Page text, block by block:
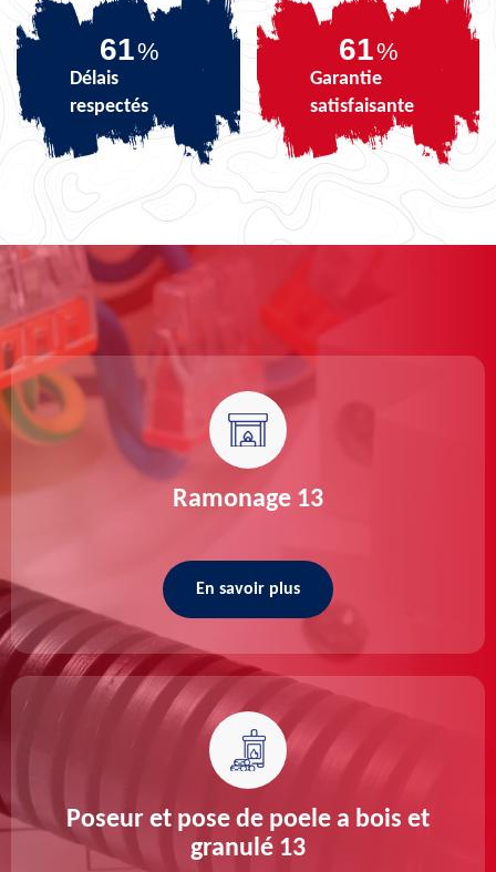
73%
Délais
respectés
73%
Garantie
satisfaisante
Ramonage 13
En savoir plus
Poseur et pose de poele a bois et
granulé 13